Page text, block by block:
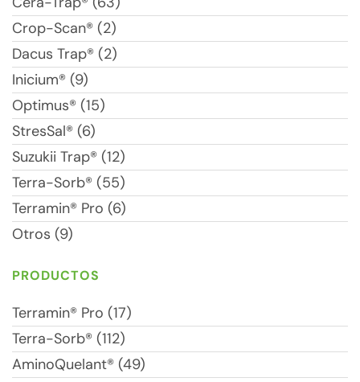
Crop-Scan® (2)
Dacus Trap® (2)
Inicium® (9)
Optimus® (15)
StresSal® (6)
Suzukii Trap® (12)
Terra-Sorb® (55)
Terramin® Pro (6)
Otros (9)
PRODUCTOS
Terramin® Pro (17)
Terra-Sorb® (112)
AminoQuelant® (49)